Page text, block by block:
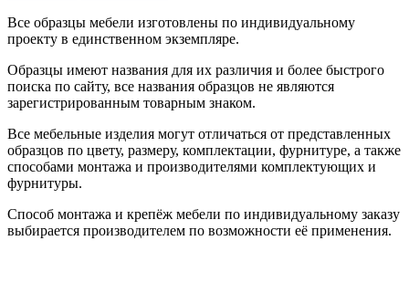
Все образцы мебели изготовлены по индивидуальному
проекту в единственном экземпляре.
Образцы имеют названия для их различия и более быстрого
поиска по сайту, все названия образцов не являются
зарегистрированным товарным знаком.
Все мебельные изделия могут отличаться от представленных
образцов по цвету, размеру, комплектации, фурнитуре, а также
способами монтажа и производителями комплектующих и
фурнитуры.
Способ монтажа и крепёж мебели по индивидуальному заказу
выбирается производителем по возможности её применения.